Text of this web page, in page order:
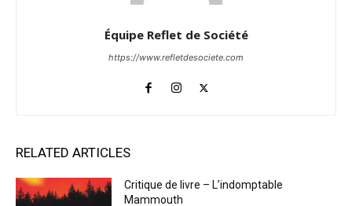
Équipe Reflet de Société
https://www.refletdesociete.com
RELATED ARTICLES
Critique de livre – L’indomptable
Mammouth